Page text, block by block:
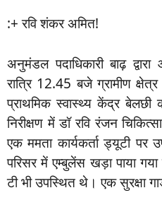
:+ रवि शंकर अमित!
अनुमंडल पदाधिकारी बाढ़
रात्रि 12.45 बजे ग्रामीण
प्राथमिक स्वास्थ्य केंद्र बेलछी
निरीक्षण में डॉ रवि रंजन
एक ममता कार्यकर्ता ड्यूटी पर
परिसर में एम्बुलेंस खड़ा पाया
टी भी उपस्थित थे। एक सुरक्षा